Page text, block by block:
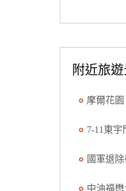
附近旅
摩爾花
7-11東宇
國軍退
中油福